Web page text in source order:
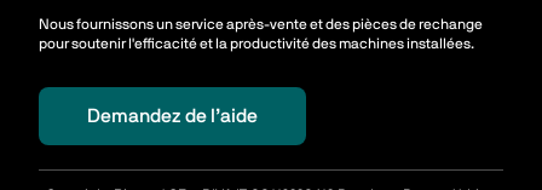
Nous fournissons un service après-vente et des pièces de rechange
pour soutenir l'efficacité et la productivité des machines installées.
Demandez de l’aide